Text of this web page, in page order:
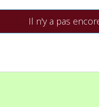
Il n'y a pas